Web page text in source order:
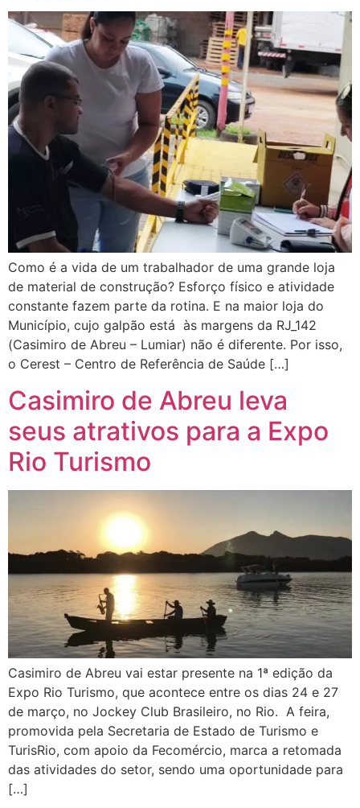
Como é a vida de um trabalhador de uma grande loja
de material de construção? Esforço físico e atividade
constante fazem parte da rotina. E na maior loja do
Município, cujo galpão está às margens da RJ_142
(Casimiro de Abreu – Lumiar) não é diferente. Por isso,
o Cerest – Centro de Referência de Saúde […]
Casimiro de Abreu leva
seus atrativos para a Expo
Rio Turismo
Casimiro de Abreu vai estar presente na 1ª edição da
Expo Rio Turismo, que acontece entre os dias 24 e 27
de março, no Jockey Club Brasileiro, no Rio. A feira,
promovida pela Secretaria de Estado de Turismo e
TurisRio, com apoio da Fecomércio, marca a retomada
das atividades do setor, sendo uma oportunidade para
[…]